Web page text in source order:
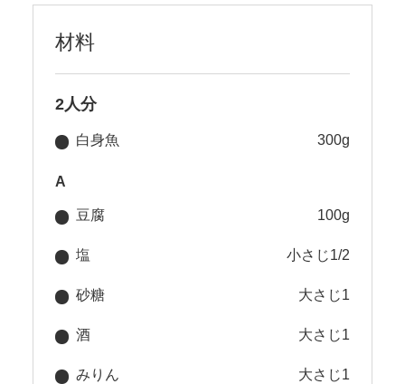
材料
2人分
白身魚 300g
A
豆腐 100g
塩 小さじ1/2
砂糖 大さじ1
酒 大さじ1
みりん 大さじ1